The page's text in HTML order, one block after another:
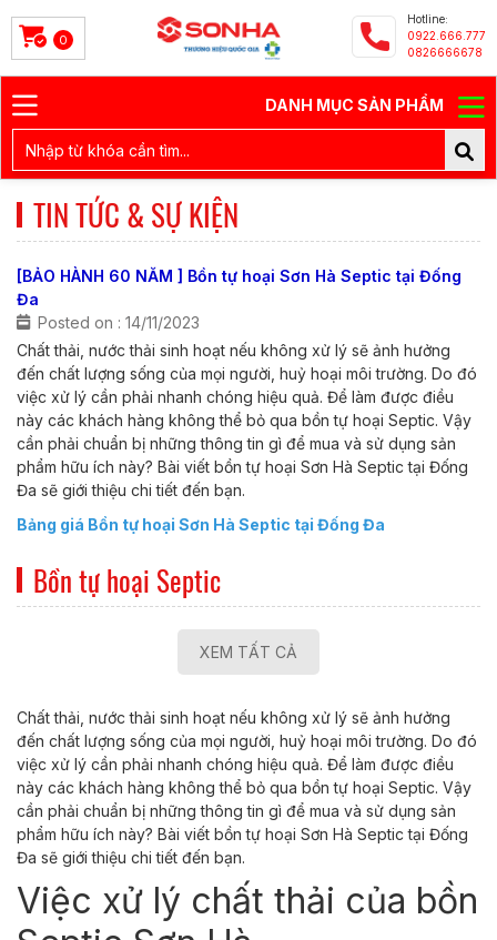
0
Hotline:
0922.666.777
0826666678
DANH MỤC SẢN PHẨM
TIN TỨC & SỰ KIỆN
[BẢO HÀNH 60 NĂM ] Bồn tự hoại Sơn Hà Septic tại Đống
Đa
Posted on : 14/11/2023
Chất thải, nước thải sinh hoạt nếu không xử lý sẽ ảnh hưởng
đến chất lượng sống của mọi người, huỷ hoại môi trường. Do đó
việc xử lý cần phải nhanh chóng hiệu quả. Để làm được điều
này các khách hàng không thể bỏ qua bồn tự hoại Septic. Vậy
cần phải chuẩn bị những thông tin gì để mua và sử dụng sản
phẩm hữu ích này? Bài viết bồn tự hoại Sơn Hà Septic tại Đống
Đa sẽ giới thiệu chi tiết đến bạn.
Bảng giá Bồn tự hoại Sơn Hà Septic tại Đống Đa
Bồn tự hoại Septic
XEM TẤT CẢ
Chất thải, nước thải sinh hoạt nếu không xử lý sẽ ảnh hưởng
đến chất lượng sống của mọi người, huỷ hoại môi trường. Do đó
việc xử lý cần phải nhanh chóng hiệu quả. Để làm được điều
này các khách hàng không thể bỏ qua bồn tự hoại Septic. Vậy
cần phải chuẩn bị những thông tin gì để mua và sử dụng sản
phẩm hữu ích này? Bài viết bồn tự hoại Sơn Hà Septic tại Đống
Đa sẽ giới thiệu chi tiết đến bạn.
Việc xử lý chất thải của bồn